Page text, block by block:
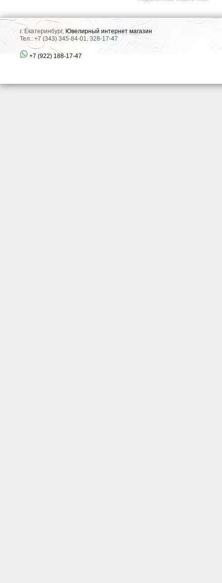
г. Екатеринбург, Ювелирный интернет магазин
Тел.: +7 (343) 345-84-01, 328-17-47
+7 (922) 188-17-47